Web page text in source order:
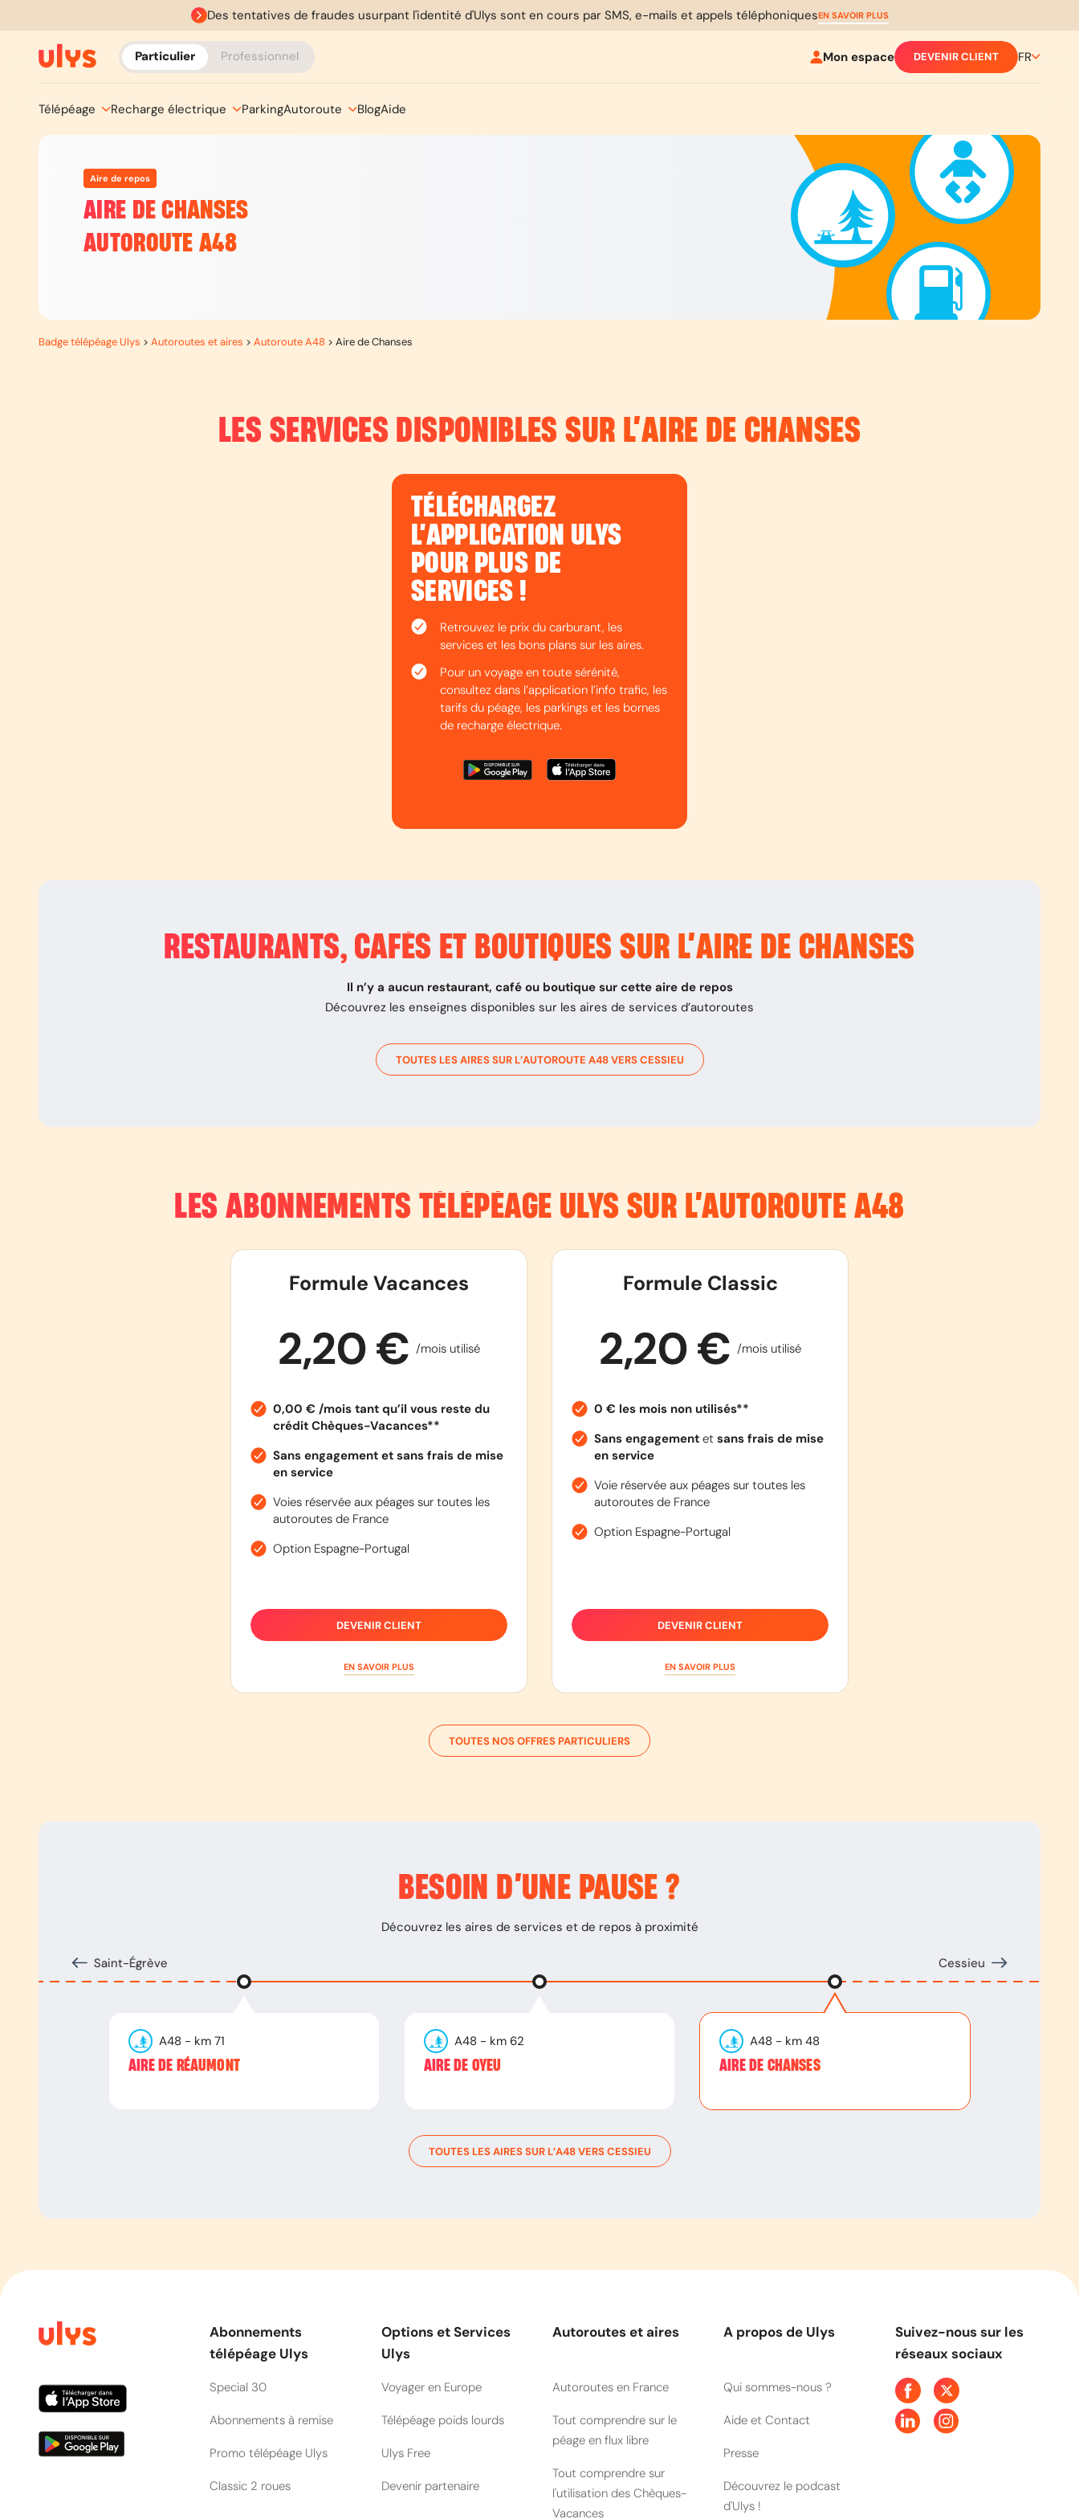
Des tentatives de fraudes usurpant l'identité d'Ulys sont en cours par SMS, e-mails et appels téléphoniquesEN SAVOIR PLUS
Particulier Professionnel Mon espace DEVENIR CLIENT FR
Télépéage Recharge électrique ParkingAutoroute BlogAide
Aire de repos
AIRE DE CHANSES
AUTOROUTE A48
Badge télépéage Ulys > Autoroutes et aires > Autoroute A48 > Aire de Chanses
LES SERVICES DISPONIBLES SUR L’AIRE DE CHANSES
TÉLÉCHARGEZ
L’APPLICATION ULYS
POUR PLUS DE
SERVICES !
Retrouvez le prix du carburant, les
services et les bons plans sur les aires.
Pour un voyage en toute sérénité,
consultez dans l’application l’info trafic, les
tarifs du péage, les parkings et les bornes
de recharge électrique.
RESTAURANTS, CAFÉS ET BOUTIQUES SUR L’AIRE DE CHANSES
Il n’y a aucun restaurant, café ou boutique sur cette aire de repos
Découvrez les enseignes disponibles sur les aires de services d’autoroutes
TOUTES LES AIRES SUR L’AUTOROUTE A48VERS CESSIEU
LES ABONNEMENTS TÉLÉPÉAGE ULYS SUR L’AUTOROUTE A48
Formule Vacances
2,20 € /mois utilisé
0,00 € /mois tant qu’il vous reste du
crédit Chèques-Vacances**
Sans engagement et sans frais de mise
en service
Voies réservée aux péages sur toutes les
autoroutes de France
Option Espagne-Portugal
DEVENIR CLIENT
EN SAVOIR PLUS
Formule Classic
2,20 € /mois utilisé
0 € les mois non utilisés**
Sans engagementet sans frais de mise
en service
Voie réservée aux péages sur toutes les
autoroutes de France
Option Espagne-Portugal
DEVENIR CLIENT
EN SAVOIR PLUS
TOUTES NOS OFFRES PARTICULIERS
BESOIN D’UNE PAUSE ?
Découvrez les aires de services et de repos à proximité
Saint-Égrève Cessieu
A48 - km 71
AIRE DE RÉAUMONT
A48 - km 62
AIRE DE OYEU
A48 - km 48
AIRE DE CHANSES
TOUTES LES AIRES SUR L’A48VERSCESSIEU
Abonnements
télépéage Ulys
Special 30
Abonnements à remise
Promo télépéage Ulys
Classic 2 roues
Options et Services
Ulys
Voyager en Europe
Télépéage poids lourds
Ulys Free
Devenir partenaire
Autoroutes et aires
Autoroutes en France
Tout comprendre sur le
péage en flux libre
Tout comprendre sur
l'utilisation des Chèques-
Vacances
A propos de Ulys
Qui sommes-nous ?
Aide et Contact
Presse
Découvrez le podcast
d'Ulys !
Suivez-nous sur les
réseaux sociaux